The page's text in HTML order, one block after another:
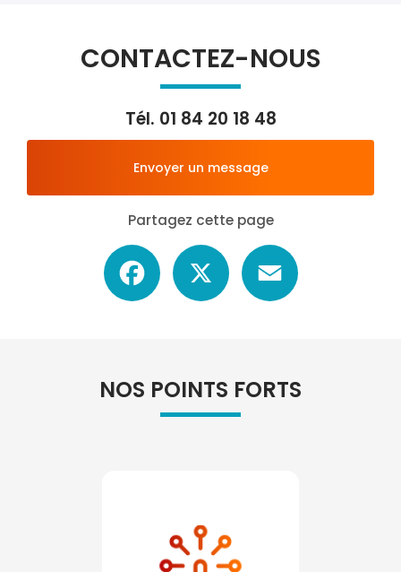
CONTACTEZ-NOUS
Tél. 01 84 20 18 48
Envoyer un message
Partagez cette page
Facebook
NOS POINTS FORTS